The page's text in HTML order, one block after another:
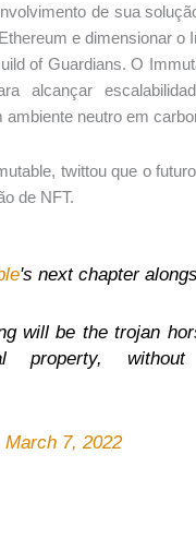
de sua
e dimensionar o
of Guardians. O
alcançar
neutro em
twittou que o
de NFT.
's next chapter
will be the trojan
without
March 7, 2022